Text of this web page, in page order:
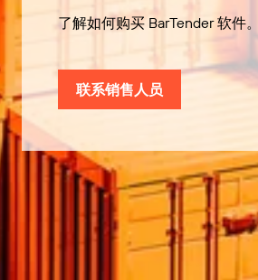
了解如何购买 BarTender 软件。
联系销售人员